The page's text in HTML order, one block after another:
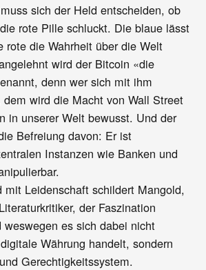
sich der Held entscheiden, ob
rote Pille schluckt. Die blaue lässt
rote die Wahrheit über die Welt
wird der Bitcoin «die
denn wer sich mit ihm
wird die Macht von Wall Street
in unserer Welt bewusst. Und der
Befreiung davon: Er ist
Instanzen wie Banken und
mit Leidenschaft schildert Mangold,
der Faszination
weswegen es sich dabei nicht
Währung handelt, sondern
Gerechtigkeitssystem.